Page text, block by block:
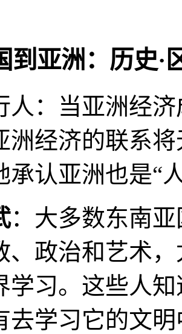
到亚洲：历史·
人：当亚洲经
洲经济的联系
承认亚洲也是“
：大多数东南
、政治和艺术
学习。这些人
去学习它的文